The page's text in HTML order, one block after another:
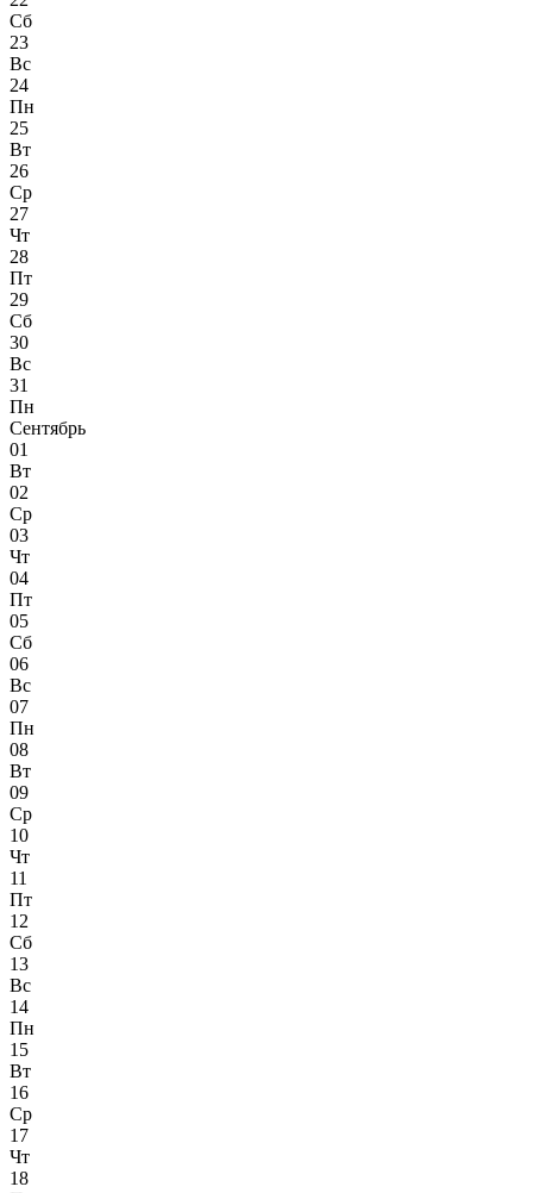
Сб
23
Вс
24
Пн
25
Вт
26
Ср
27
Чт
28
Пт
29
Сб
30
Вс
31
Пн
Сентябрь
01
Вт
02
Ср
03
Чт
04
Пт
05
Сб
06
Вс
07
Пн
08
Вт
09
Ср
10
Чт
11
Пт
12
Сб
13
Вс
14
Пн
15
Вт
16
Ср
17
Чт
18